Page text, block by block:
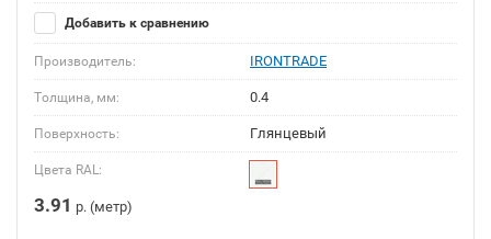
Добавить к сравнению
Производитель: IRONTRADE
Толщина, мм: 0.4
Поверхность: Глянцевый
Цвета RAL:
3.91 р. (метр)